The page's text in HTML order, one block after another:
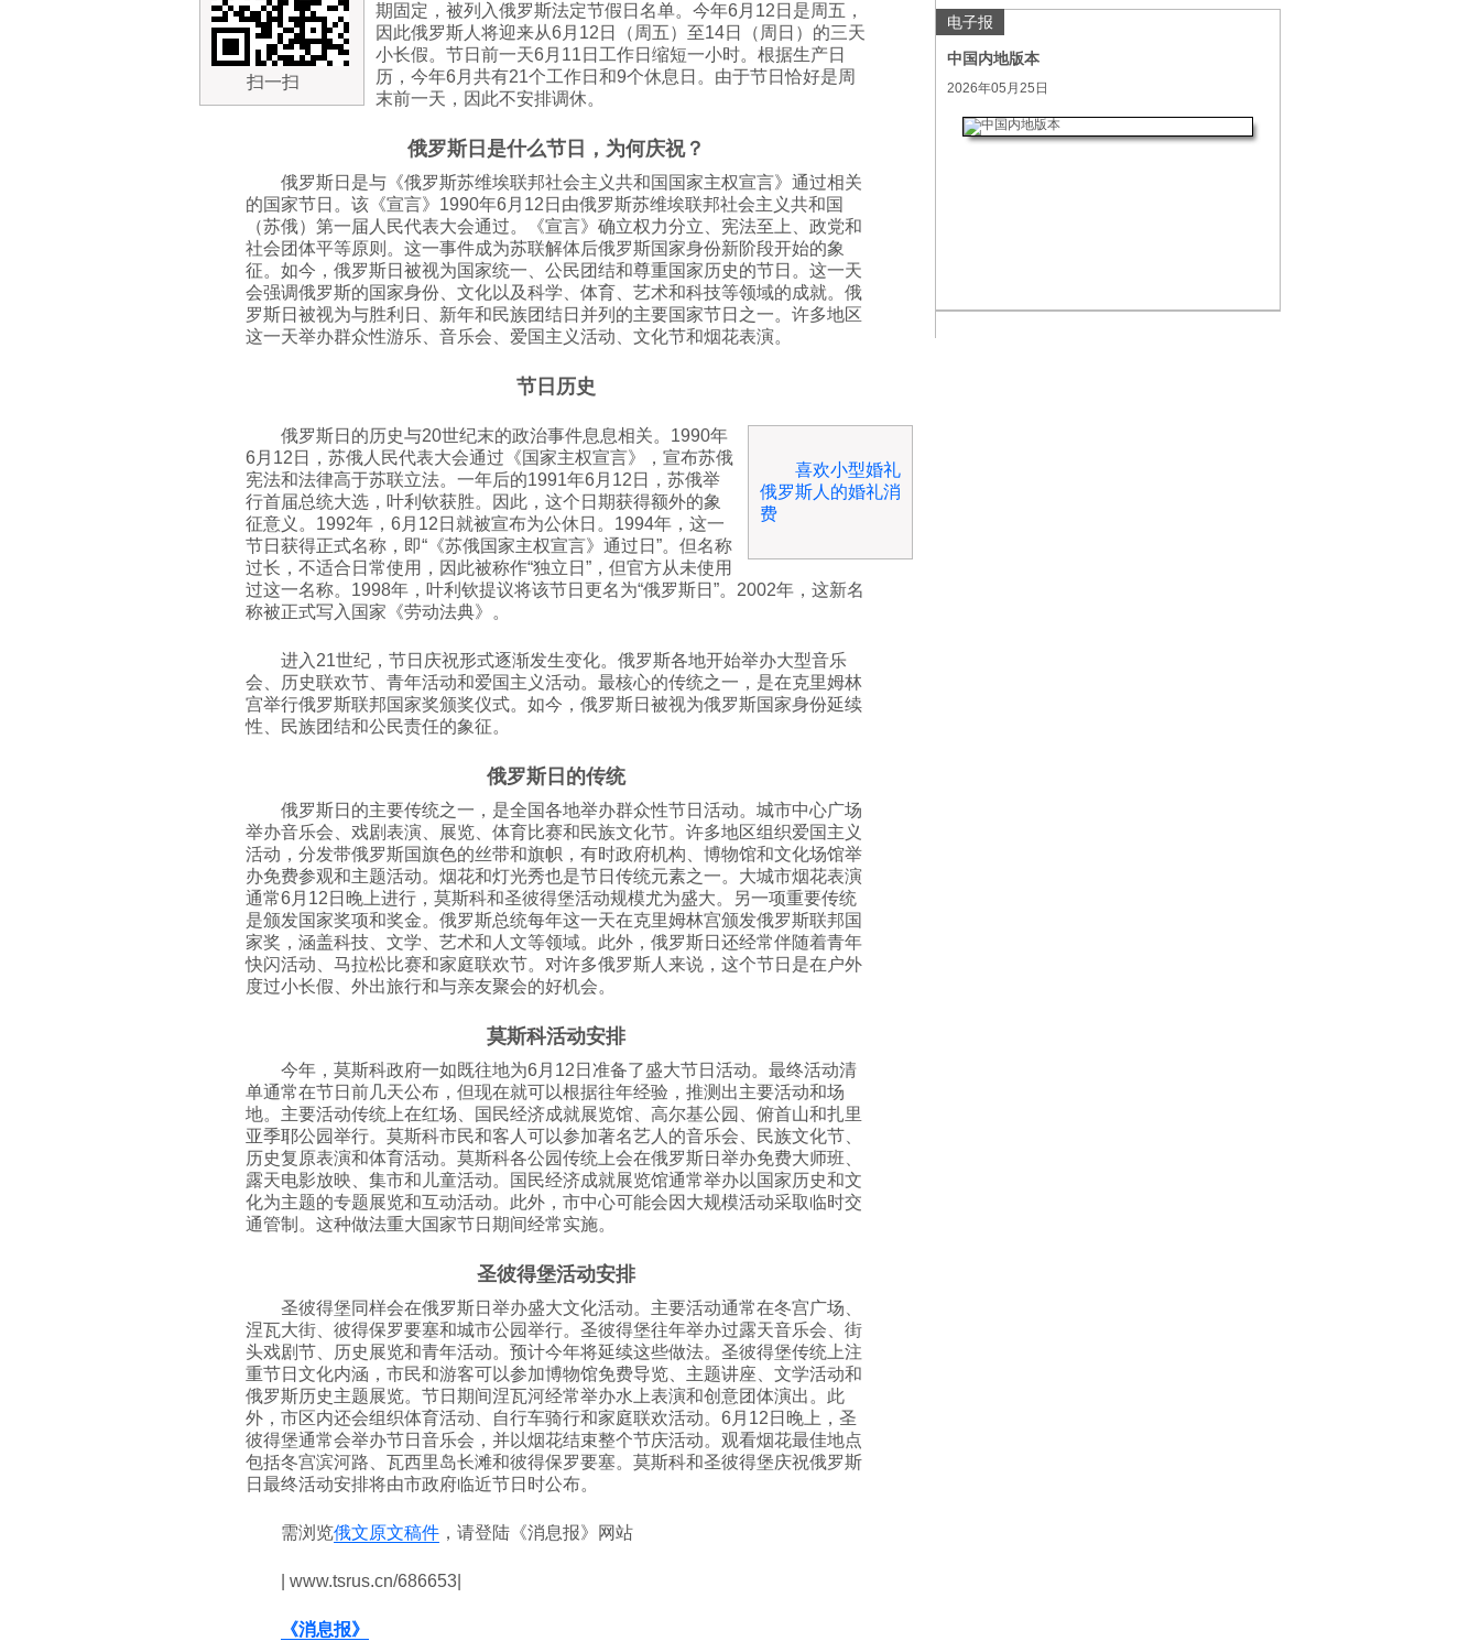
扫一扫
期固定，被列入俄罗斯法定节假日名单。今年6月12日是周五，
因此俄罗斯人将迎来从6月12日（周五）至14日（周日）的三天
小长假。节日前一天6月11日工作日缩短一小时。根据生产日
历，今年6月共有21个工作日和9个休息日。由于节日恰好是周
末前一天，因此不安排调休。
俄罗斯日是什么节日，为何庆祝？
俄罗斯日是与《俄罗斯苏维埃联邦社会主义共和国国家主权宣言》通过相关
的国家节日。该《宣言》1990年6月12日由俄罗斯苏维埃联邦社会主义共和国
（苏俄）第一届人民代表大会通过。《宣言》确立权力分立、宪法至上、政党和
社会团体平等原则。这一事件成为苏联解体后俄罗斯国家身份新阶段开始的象
征。如今，俄罗斯日被视为国家统一、公民团结和尊重国家历史的节日。这一天
会强调俄罗斯的国家身份、文化以及科学、体育、艺术和科技等领域的成就。俄
罗斯日被视为与胜利日、新年和民族团结日并列的主要国家节日之一。许多地区
这一天举办群众性游乐、音乐会、爱国主义活动、文化节和烟花表演。
节日历史
喜欢小型婚礼
俄罗斯人的婚礼消
费
俄罗斯日的历史与20世纪末的政治事件息息相关。1990年
6月12日，苏俄人民代表大会通过《国家主权宣言》，宣布苏俄
宪法和法律高于苏联立法。一年后的1991年6月12日，苏俄举
行首届总统大选，叶利钦获胜。因此，这个日期获得额外的象
征意义。1992年，6月12日就被宣布为公休日。1994年，这一
节日获得正式名称，即“《苏俄国家主权宣言》通过日”。但名称
过长，不适合日常使用，因此被称作“独立日”，但官方从未使用
过这一名称。1998年，叶利钦提议将该节日更名为“俄罗斯日”。2002年，这新名
称被正式写入国家《劳动法典》。
进入21世纪，节日庆祝形式逐渐发生变化。俄罗斯各地开始举办大型音乐
会、历史联欢节、青年活动和爱国主义活动。最核心的传统之一，是在克里姆林
宫举行俄罗斯联邦国家奖颁奖仪式。如今，俄罗斯日被视为俄罗斯国家身份延续
性、民族团结和公民责任的象征。
俄罗斯日的传统
俄罗斯日的主要传统之一，是全国各地举办群众性节日活动。城市中心广场
举办音乐会、戏剧表演、展览、体育比赛和民族文化节。许多地区组织爱国主义
活动，分发带俄罗斯国旗色的丝带和旗帜，有时政府机构、博物馆和文化场馆举
办免费参观和主题活动。烟花和灯光秀也是节日传统元素之一。大城市烟花表演
通常6月12日晚上进行，莫斯科和圣彼得堡活动规模尤为盛大。另一项重要传统
是颁发国家奖项和奖金。俄罗斯总统每年这一天在克里姆林宫颁发俄罗斯联邦国
家奖，涵盖科技、文学、艺术和人文等领域。此外，俄罗斯日还经常伴随着青年
快闪活动、马拉松比赛和家庭联欢节。对许多俄罗斯人来说，这个节日是在户外
度过小长假、外出旅行和与亲友聚会的好机会。
莫斯科活动安排
今年，莫斯科政府一如既往地为6月12日准备了盛大节日活动。最终活动清
单通常在节日前几天公布，但现在就可以根据往年经验，推测出主要活动和场
地。主要活动传统上在红场、国民经济成就展览馆、高尔基公园、俯首山和扎里
亚季耶公园举行。莫斯科市民和客人可以参加著名艺人的音乐会、民族文化节、
历史复原表演和体育活动。莫斯科各公园传统上会在俄罗斯日举办免费大师班、
露天电影放映、集市和儿童活动。国民经济成就展览馆通常举办以国家历史和文
化为主题的专题展览和互动活动。此外，市中心可能会因大规模活动采取临时交
通管制。这种做法重大国家节日期间经常实施。
圣彼得堡活动安排
圣彼得堡同样会在俄罗斯日举办盛大文化活动。主要活动通常在冬宫广场、
涅瓦大街、彼得保罗要塞和城市公园举行。圣彼得堡往年举办过露天音乐会、街
头戏剧节、历史展览和青年活动。预计今年将延续这些做法。圣彼得堡传统上注
重节日文化内涵，市民和游客可以参加博物馆免费导览、主题讲座、文学活动和
俄罗斯历史主题展览。节日期间涅瓦河经常举办水上表演和创意团体演出。此
外，市区内还会组织体育活动、自行车骑行和家庭联欢活动。6月12日晚上，圣
彼得堡通常会举办节日音乐会，并以烟花结束整个节庆活动。观看烟花最佳地点
包括冬宫滨河路、瓦西里岛长滩和彼得保罗要塞。莫斯科和圣彼得堡庆祝俄罗斯
日最终活动安排将由市政府临近节日时公布。
需浏览俄文原文稿件 ，请登陆《消息报》网站
| www.tsrus.cn/686653|
《消息报》
电子报
中国内地版本
2026年05月25日